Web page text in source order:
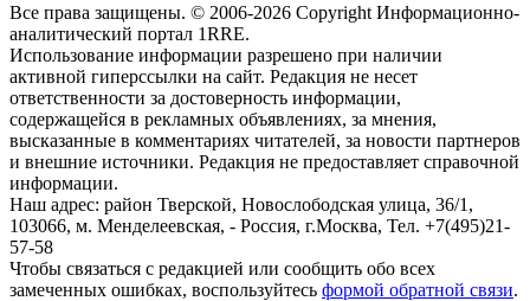
Все права защищены. © 2006-2026 Copyright Информационно-
аналитический портал 1RRE.
Использование информации разрешено при наличии
активной гиперссылки на сайт. Редакция не несет
ответственности за достоверность информации,
содержащейся в рекламных объявлениях, за мнения,
высказанные в комментариях читателей, за новости партнеров
и внешние источники. Редакция не предоставляет справочной
информации.
Наш адрес: район Тверской, Новослободская улица, 36/1 ,
103066, м. Менделеевская, - Россия, г.Москва, Тел. +7(495)21-
57-58
Чтобы связаться с редакцией или сообщить обо всех
замеченных ошибках, воспользуйтесь формой обратной связи.